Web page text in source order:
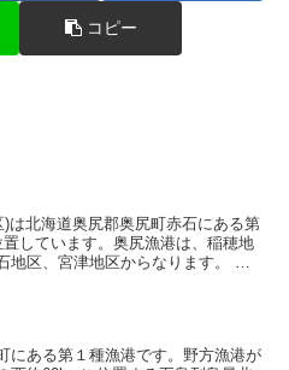
コピー
は北海道奥尻郡奥尻町赤石にある第
しています。奥尻漁港は、稲穂地
区、宮津地区からなります。 名
にある第１種漁港です。野方漁港が